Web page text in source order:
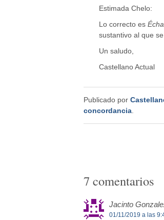
Estimada Chelo:
Lo correcto es
sustantivo al que
Un saludo,
Castellano Actual
Publicado por
concordancia.
7 comentarios
Jacinto
01/11/2019 a las